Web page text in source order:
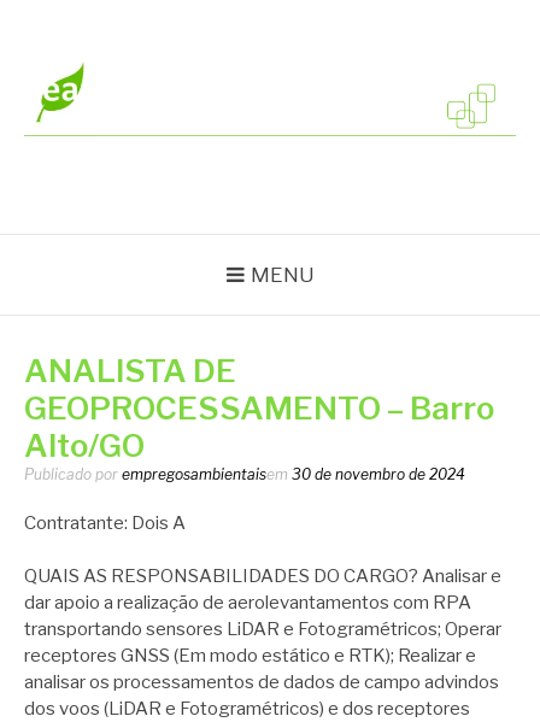
conteúdo
MENU
ANALISTA DE
GEOPROCESSAMENTO – Barro
Alto/GO
Publicado por empregosambientaisem 30 de novembro de 2024
Contratante: Dois A
QUAIS AS RESPONSABILIDADES DO CARGO? Analisar e
dar apoio a realização de aerolevantamentos com RPA
transportando sensores LiDAR e Fotogramétricos; Operar
receptores GNSS (Em modo estático e RTK); Realizar e
analisar os processamentos de dados de campo advindos
dos voos (LiDAR e Fotogramétricos) e dos receptores